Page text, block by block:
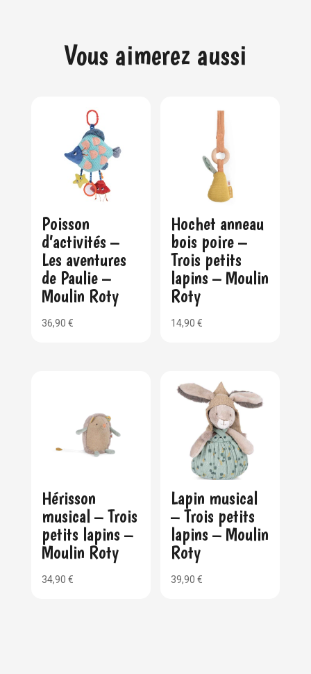
Vous aimerez aussi
Poisson
d’activités –
Les aventures
de Paulie –
Moulin Roty
36,90 €
Hochet anneau
bois poire –
Trois petits
lapins – Moulin
Roty
14,90€
Hérisson
musical – Trois
petits lapins –
Moulin Roty
34,90 €
Lapin musical
– Trois petits
lapins – Moulin
Roty
39,90€